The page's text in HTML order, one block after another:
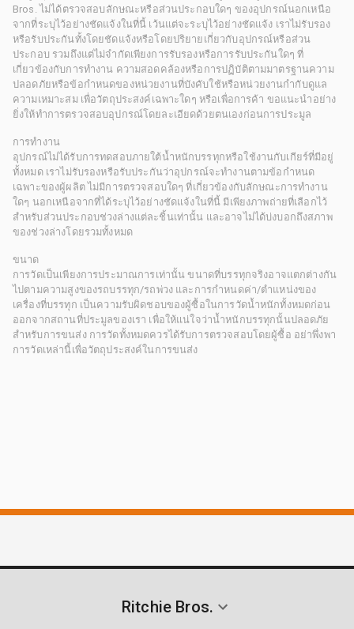
Bros. ไม่ได้ตรวจสอบลักษณะหรือส่วนประกอบใดๆ ของอุปกรณ์นอกเหนือ
จากที่ระบุไว้อย่างชัดแจ้งในที่นี้ เว้นแต่จะระบุไว้อย่างชัดแจ้ง เราไม่รับรอง
หรือรับประกันทั้งโดยชัดแจ้งหรือโดยปริยายเกี่ยวกับอุปกรณ์หรือส่วน
ประกอบ รวมถึงแต่ไม่จำกัดเพียงการรับรองหรือการรับประกันใดๆ ที่
เกี่ยวข้องกับการทำงาน ความสอดคล้องหรือการปฏิบัติตามมาตรฐานความ
ปลอดภัยหรือข้อกำหนดของหน่วยงานที่บังคับใช้หรือหน่วยงานกำกับดูแล
ความเหมาะสม เพื่อวัตถุประสงค์เฉพาะใดๆ หรือเพื่อการค้า ขอแนะนำอย่าง
ยิ่งให้ทำการตรวจสอบอุปกรณ์โดยละเอียดด้วยตนเองก่อนการประมูล
การทำงาน
อุปกรณ์ไม่ได้รับการทดสอบภายใต้น้ำหนักบรรทุกหรือใช้งานกับเกียร์ที่มีอยู่
ทั้งหมด เราไม่รับรองหรือรับประกันว่าอุปกรณ์จะทำงานตามข้อกำหนด
เฉพาะของผู้ผลิต ไม่มีการตรวจสอบใดๆ ที่เกี่ยวข้องกับลักษณะการทำงาน
ใดๆ นอกเหนือจากที่ได้ระบุไว้อย่างชัดแจ้งในที่นี้ มีเพียงภาพถ่ายที่เลือกไว้
สำหรับส่วนประกอบช่วงล่างแต่ละชิ้นเท่านั้น และอาจไม่ได้บ่งบอกถึงสภาพ
ของช่วงล่างโดยรวมทั้งหมด
ขนาด
การวัดเป็นเพียงการประมาณการเท่านั้น ขนาดที่บรรทุกจริงอาจแตกต่างกัน
ไปตามความสูงของรถบรรทุก/รถพ่วง และการกำหนดค่า/ตำแหน่งของ
เครื่องที่บรรทุก เป็นความรับผิดชอบของผู้ซื้อในการวัดน้ำหนักทั้งหมดก่อน
ออกจากสถานที่ประมูลของเรา เพื่อให้แน่ใจว่าน้ำหนักบรรทุกนั้นปลอดภัย
สำหรับการขนส่ง การวัดทั้งหมดควรได้รับการตรวจสอบโดยผู้ซื้อ อย่าพึ่งพา
การวัดเหล่านี้เพื่อวัตถุประสงค์ในการขนส่ง
Ritchie Bros.